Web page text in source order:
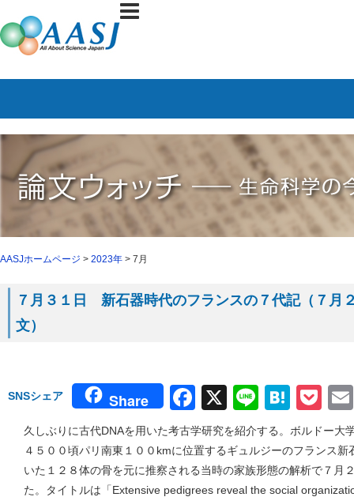
AASJホームページ > 2023年 > 7月
７月３１日 新石器時代のフランスの７代記（７月
文）
SNSシェア Share Facebook
X Line
久しぶりに古代DNAを用いた考古学研究を紹介する。ボルドー大
４５００頃パリ南東１００kmに位置するギュルジーのフランス
いた１２８体の骨を元に推察される当時の家族形態の解析で７月
た。タイトルは「Extensive pedigrees reveal the social